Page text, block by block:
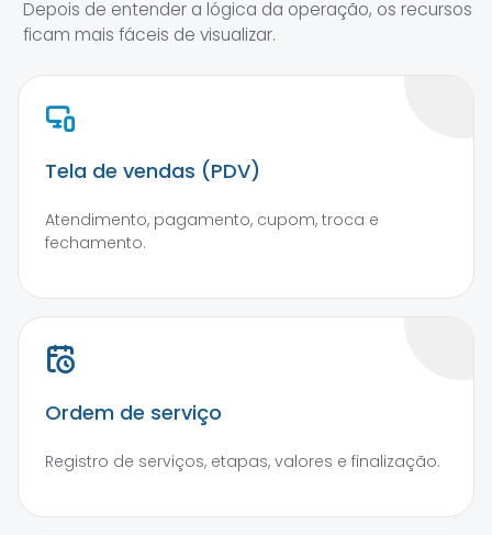
Depois de entender a lógica da operação, os recursos
ficam mais fáceis de visualizar.
Tela de vendas (PDV)
Atendimento, pagamento, cupom, troca e
fechamento.
Ordem de serviço
Registro de serviços, etapas, valores e finalização.